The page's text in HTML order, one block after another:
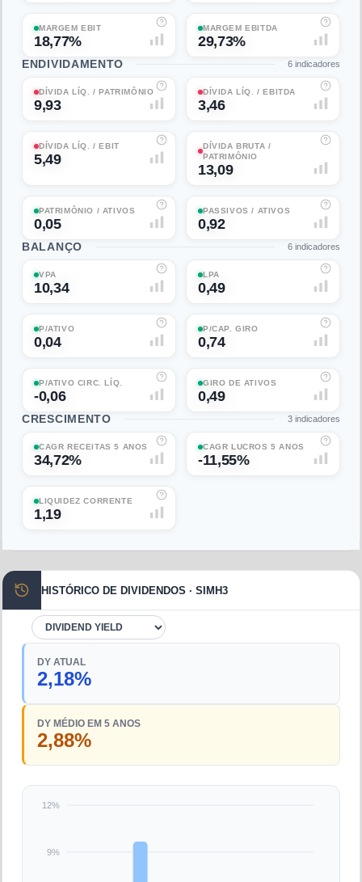
MARGEM EBIT
18,77%
MARGEM EBITDA
29,73%
ENDIVIDAMENTO 6 indicadores
DÍVIDA LÍQ. / PATRIMÔNIO
9,93
DÍVIDA LÍQ. / EBITDA
3,46
DÍVIDA LÍQ. / EBIT
5,49
DÍVIDA BRUTA /
PATRIMÔNIO
13,09
PATRIMÔNIO / ATIVOS
0,05
PASSIVOS / ATIVOS
0,92
BALANÇO 6 indicadores
VPA
10,34
LPA
0,49
P/ATIVO
0,04
P/CAP. GIRO
0,74
P/ATIVO CIRC. LÍQ.
-0,06
GIRO DE ATIVOS
0,49
CRESCIMENTO 3 indicadores
CAGR RECEITAS 5 ANOS
34,72%
CAGR LUCROS 5 ANOS
-11,55%
LIQUIDEZ CORRENTE
1,19
HISTÓRICO DE DIVIDENDOS · SIMH3
DY ATUAL
2,18%
DY MÉDIO EM 5 ANOS
2,88%
9%
12%